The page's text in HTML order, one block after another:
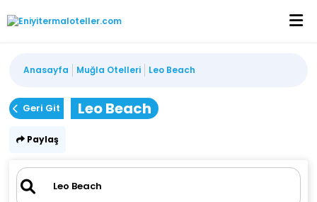
Anasayfa Muğla Otelleri Leo Beach
Geri Git Leo Beach
Paylaş